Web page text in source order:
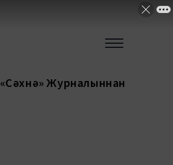
«Сәхнә» Журналыннан